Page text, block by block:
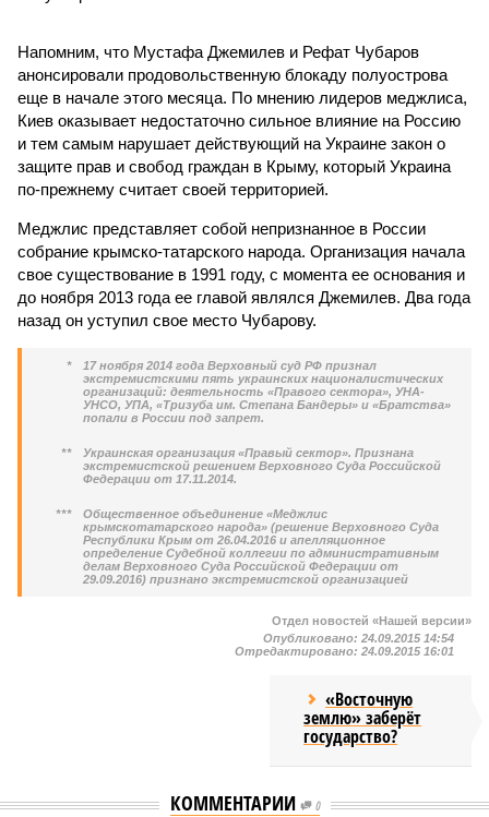
Напомним, что Мустафа Джемилев и Рефат Чубаров
анонсировали продовольственную блокаду полуострова
еще в начале этого месяца. По мнению лидеров меджлиса,
Киев оказывает недостаточно сильное влияние на Россию
и тем самым нарушает действующий на Украине закон о
защите прав и свобод граждан в Крыму, который Украина
по-прежнему считает своей территорией.
Меджлис представляет собой непризнанное в России
собрание крымско-татарского народа. Организация начала
свое существование в 1991 году, с момента ее основания и
до ноября 2013 года ее главой являлся Джемилев. Два года
назад он уступил свое место Чубарову.
*
17 ноября 2014 года Верховный суд РФ признал
экстремистскими пять украинских националистических
организаций: деятельность «Правого сектора», УНА-
УНСО, УПА, «Тризуба им. Степана Бандеры» и «Братства»
попали в России под запрет.
**
Украинская организация «Правый сектор». Признана
экстремистской решением Верховного Суда Российской
Федерации от 17.11.2014.
***
Общественное объединение «Меджлис
крымскотатарского народа» (решение Верховного Суда
Республики Крым от 26.04.2016 и апелляционное
определение Судебной коллегии по административным
делам Верховного Суда Российской Федерации от
29.09.2016) признано экстремистской организацией
Отдел новостей «Нашей версии»
Опубликовано: 24.09.2015 14:54
Отредактировано: 24.09.2015 16:01
«Восточную
землю» заберёт
государство?
КОММЕНТАРИИ 0